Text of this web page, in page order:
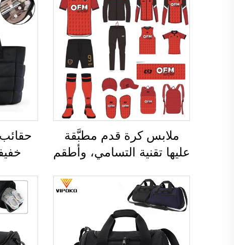
ملابس كرة قدم مطبَّقة
عليها تقنية التسامي، وأطقم
للاستخدام أثناء التدريب،
وملابس رياضية مخصصة
لكرة القدم، وزي فريق كرة
القدم